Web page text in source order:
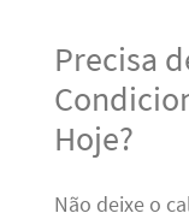
Precisa
Hoje?
Não deixe o